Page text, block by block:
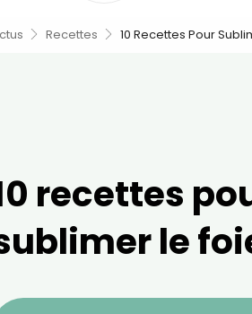
Recettes 10 Recettes Pour
recettes
le